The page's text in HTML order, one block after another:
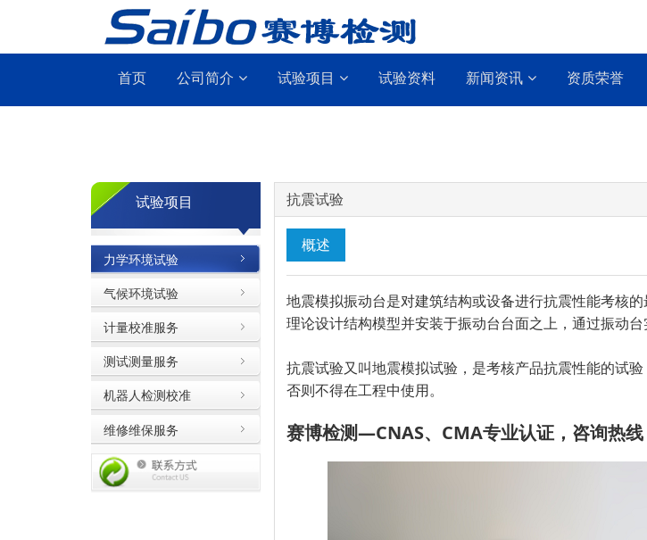
首页 公司简介 试验项目 试验资料 新闻资讯 资质荣誉
试验项目
力学环境试验
气候环境试验
计量校准服务
测试测量服务
机器人检测校准
维修维保服务
抗震试验
概述
地震模拟振动台是对建筑结构或设备进行抗震性能考核
理论设计结构模型并安装于振动台台面之上，通过振动
抗震试验又叫地震模拟试验，是考核产品抗震性能的试
否则不得在工程中使用。
赛博检测—CNAS、CMA专业认证，咨询热线